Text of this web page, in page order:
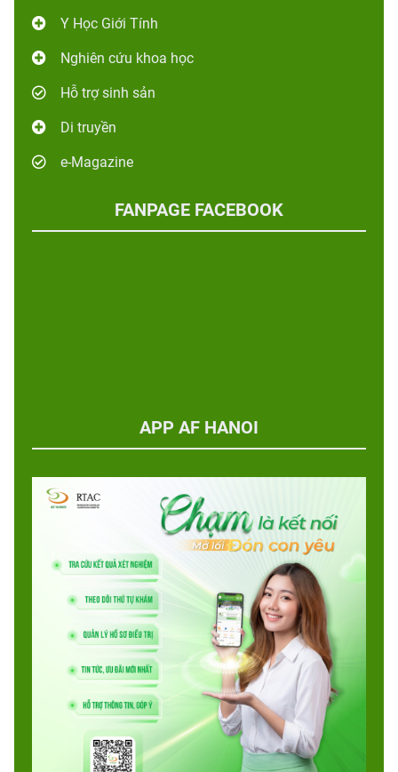
Y Học Giới Tính
Nghiên cứu khoa học
Hỗ trợ sinh sản
Di truyền
e-Magazine
FANPAGE FACEBOOK
APP AF HANOI